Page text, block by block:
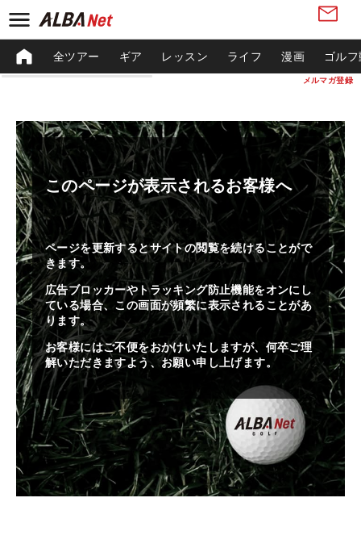
メルマガ登録
全ツアー ギア レッスン ライフ 漫画 ゴル
このページが表示されるお客様へ
ページを更新するとサイトの閲覧を続けることがで
きます。
広告ブロッカーやトラッキング防止機能をオンにし
ている場合、この画面が頻繁に表示されることがあ
ります。
お客様にはご不便をおかけいたしますが、何卒ご理
解いただきますよう、お願い申し上げます。